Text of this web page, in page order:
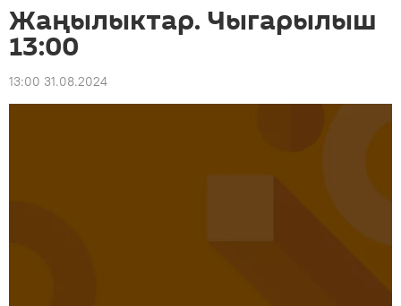
Жаңылыктар. Чыгарылыш
13:00
13:00 31.08.2024